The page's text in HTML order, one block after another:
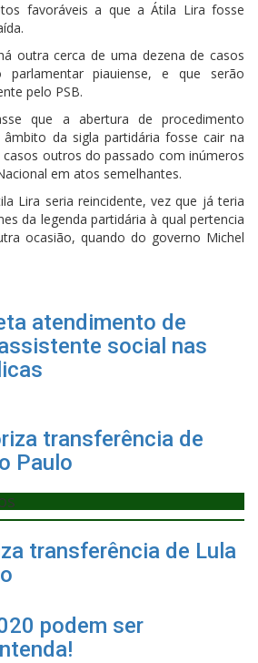
favoráveis a que a Átila Lira fosse
outra cerca de uma dezena de casos
piauiense, e que serão
pelo PSB.
que a abertura de procedimento
da sigla partidária fosse cair na
outros do passado com inúmeros
em atos semelhantes.
Lira seria reincidente, vez que já teria
da legenda partidária à qual pertencia
ocasião, quando do governo Michel
atendimento de
social nas
transferência de
Paulo
transferência de Lula
podem ser